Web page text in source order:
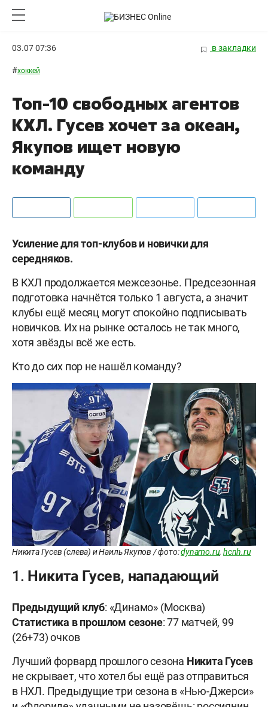
03.07 07:36 в закладки
#хоккей
Топ-10 свободных агентов
КХЛ. Гусев хочет за океан,
Якупов ищет новую
команду
Усиление для топ-клубов и новички для
середняков.
В КХЛ продолжается межсезонье. Предсезонная
подготовка начнётся только 1 августа, а значит
клубы ещё месяц могут спокойно подписывать
новичков. Их на рынке осталось не так много,
хотя звёзды всё же есть.
Кто до сих пор не нашёл команду?
Никита Гусев (слева) и Наиль Якупов / фото:dynamo.ru,hcnh.ru
1. Никита Гусев, нападающий
Предыдущий клуб: «Динамо» (Москва)
Статистика в прошлом сезоне: 77 матчей, 99
(26+73) очков
Лучший форвард прошлого сезона Никита Гусев
не скрывает, что хотел бы ещё раз отправиться
в НХЛ. Предыдущие три сезона в «Нью-Джерси»